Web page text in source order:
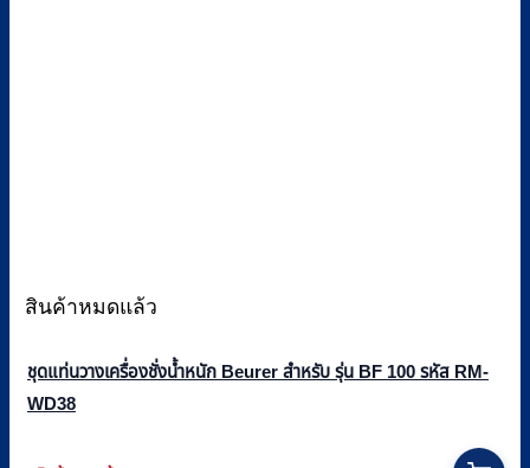
สินค้าหมดแล้ว
ชุดแท่นวางเครื่องชั่งน้ำหนัก Beurer สำหรับ รุ่น BF 100 รหัส RM-
WD38